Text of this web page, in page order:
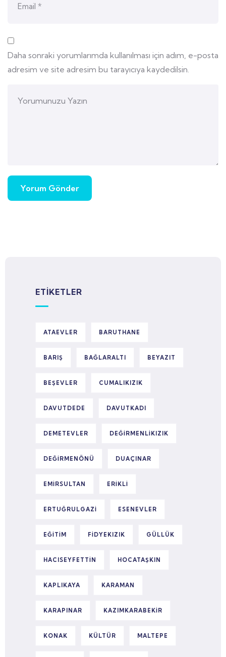
Daha sonraki yorumlarımda kullanılması için adım, e-posta
adresim ve site adresim bu tarayıcıya kaydedilsin.
ETIKETLER
ATAEVLER BARUTHANE
BARIŞ BAĞLARALTI BEYAZIT
BEŞEVLER CUMALIKIZIK
DAVUTDEDE DAVUTKADI
DEMETEVLER DEĞIRMENLIKIZIK
DEĞIRMENÖNÜ DUAÇINAR
EMIRSULTAN ERIKLI
ERTUĞRULGAZI ESENEVLER
EĞITIM FIDYEKIZIK GÜLLÜK
HACISEYFETTIN HOCATAŞKIN
KAPLIKAYA KARAMAN
KARAPINAR KAZIMKARABEKIR
KONAK KÜLTÜR MALTEPE